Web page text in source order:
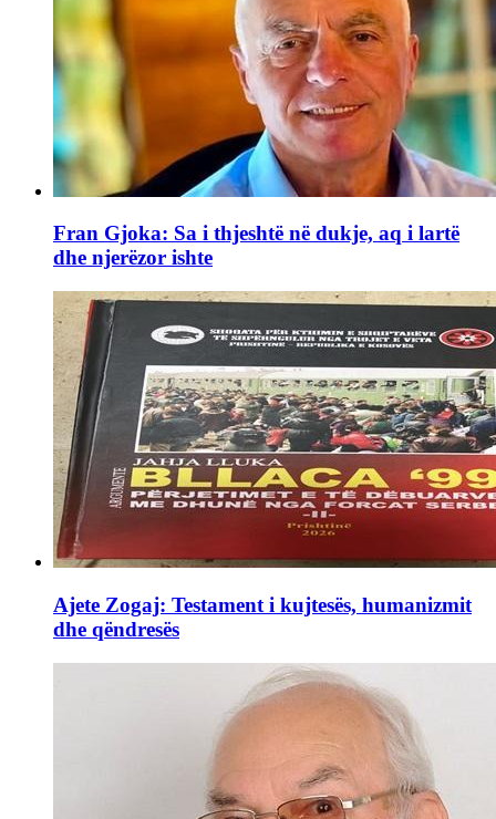
Fran Gjoka: Sa i thjeshtë në dukje, aq i lartë
dhe njerëzor ishte
Ajete Zogaj: Testament i kujtesës, humanizmit
dhe qëndresës